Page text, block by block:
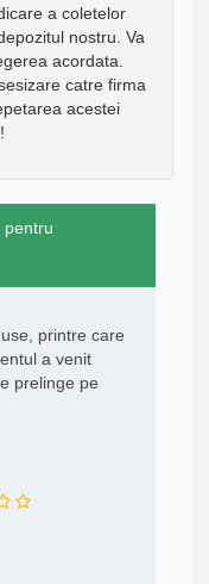
a coletelor
nostru. Va
acordata.
catre firma
acestei
pentru
printre care
a venit
prelinge pe